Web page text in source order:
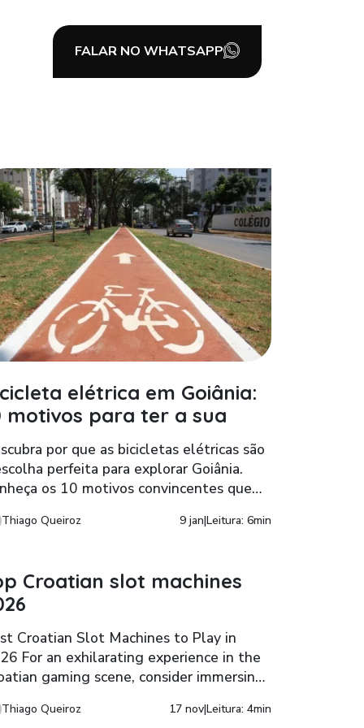
FALAR NO WHATSAPP
elétrica em Goiânia:
motivos para ter a sua
por que as bicicletas elétricas são
perfeita para explorar Goiânia.
os 10 motivos convincentes que
você considerar essa alternativa
e eficiente para a sua
Thiago Queiroz 9 jan|Leitura: 6min
Croatian slot machines
Croatian Slot Machines to Play in
For an exhilarating experience in the
gaming scene, consider immersing
in a range of dynamic offerings
on various platforms. Among
Thiago Queiroz 17 nov|Leitura: 4min